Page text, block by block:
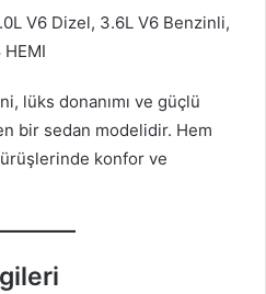
V6 Dizel, 3.6L V6 Benzinli,
lüks donanımı ve güçlü
bir sedan modelidir. Hem
konfor ve